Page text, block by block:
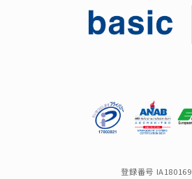
登録番号 IA180169